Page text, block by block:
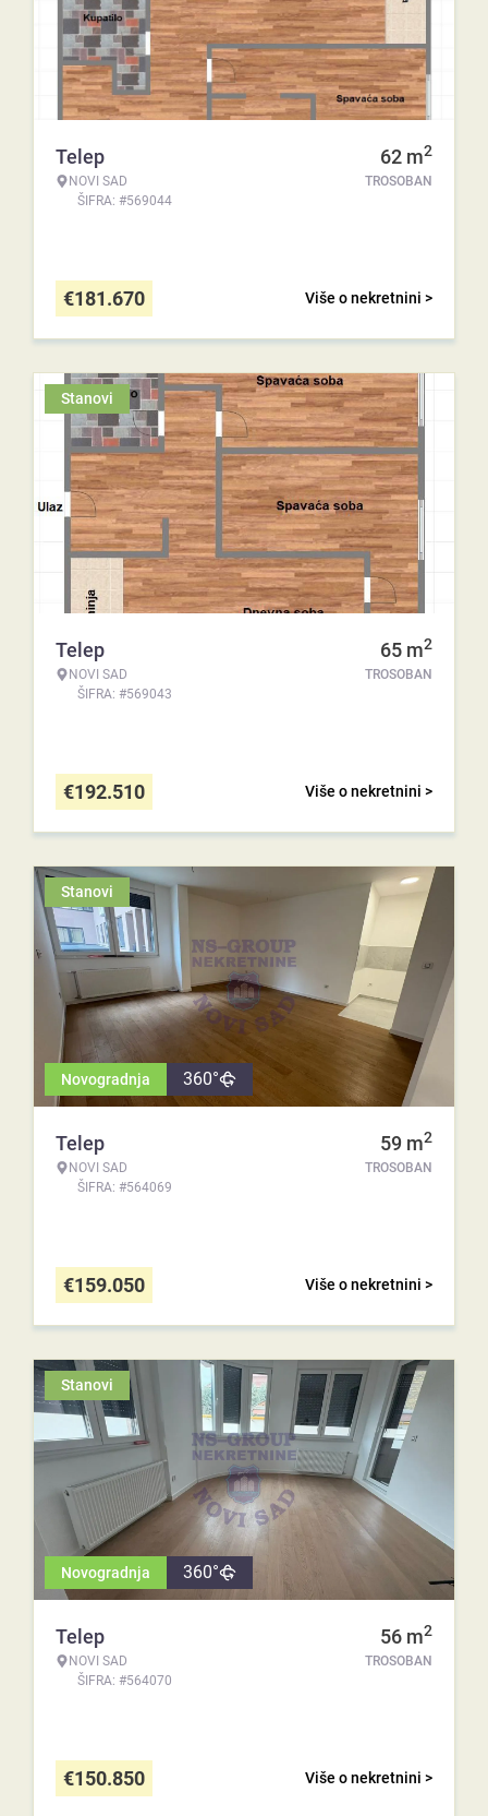
Telep
NOVI SAD
ŠIFRA: #569044
62 m2
TROSOBAN
Više o nekretnini >
€181.670
Stanovi
Telep
NOVI SAD
ŠIFRA: #569043
65 m2
TROSOBAN
Više o nekretnini >
€192.510
Stanovi
Novogradnja 360°
Telep
NOVI SAD
ŠIFRA: #564069
59 m2
TROSOBAN
Više o nekretnini >
€159.050
Stanovi
Novogradnja 360°
Telep
NOVI SAD
ŠIFRA: #564070
56 m2
TROSOBAN
Više o nekretnini >
€150.850